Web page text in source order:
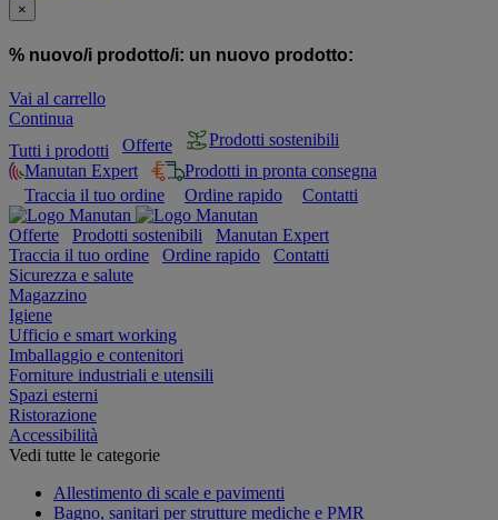
×
% nuovo/i prodotto/i: un nuovo prodotto:
Vai al carrello
Continua
Tutti i prodotti
Offerte
Prodotti sostenibili
Manutan Expert
Prodotti in pronta consegna
Traccia il tuo ordine
Ordine rapido Contatti
Offerte Prodotti sostenibili
Manutan Expert
Traccia il tuo ordine
Ordine rapido
Contatti
Sicurezza e salute
Magazzino
Igiene
Ufficio e smart working
Imballaggio e contenitori
Forniture industriali e utensili
Spazi esterni
Ristorazione
Accessibilità
Vedi tutte le categorie
Allestimento di scale e pavimenti
Bagno, sanitari per strutture mediche e PMR